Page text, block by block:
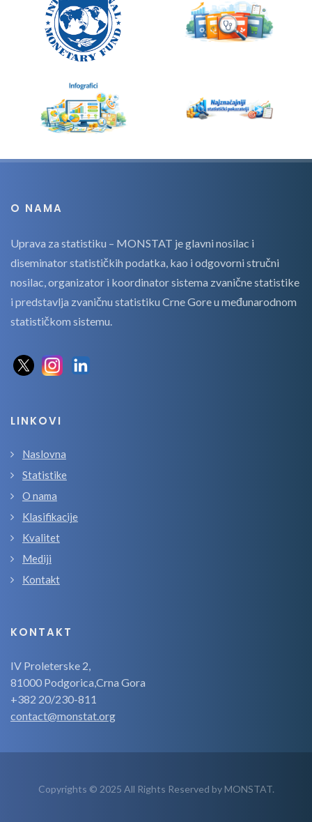
O NAMA
Uprava za statistiku – MONSTAT je glavni nosilac i
diseminator statističkih podatka, kao i odgovorni stručni
nosilac, organizator i koordinator sistema zvanične statistike
i predstavlja zvaničnu statistiku Crne Gore u međunarodnom
statističkom sistemu.
LINKOVI
Naslovna
Statistike
O nama
Klasifikacije
Kvalitet
Mediji
Kontakt
KONTAKT
IV Proleterske 2,
81000 Podgorica,Crna Gora
+382 20/230-811
contact@monstat.org
Copyrights © 2025 All Rights Reserved by MONSTAT.